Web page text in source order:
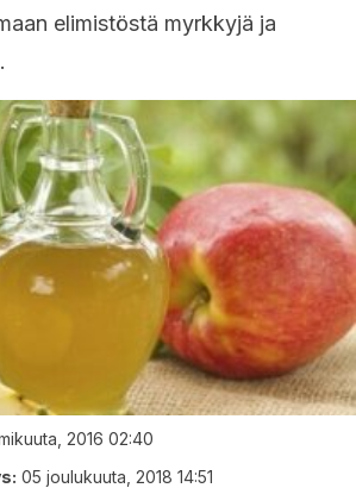
elimistöstä myrkkyjä ja
2016 02:40
05 joulukuuta, 2018 14:51